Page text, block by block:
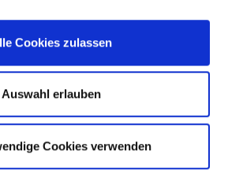
Cookies zulassen
Auswahl erlauben
Cookies verwenden
ZUR
Leistungen des
alle Fachabteilungen